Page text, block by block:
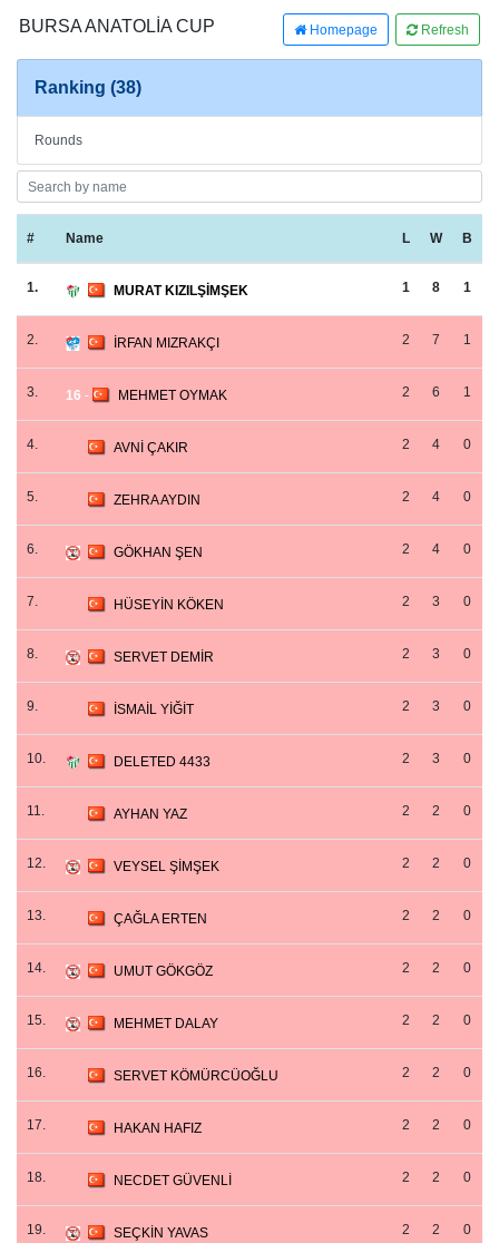
BURSA ANATOLİA CUP Homepage Refresh
Ranking (38)
Rounds
# Name L W B
1. MURAT KIZILŞİMŞEK 1 8 1
2. İRFAN MIZRAKÇI 2 7 1
3. 16 - MEHMET OYMAK 2 6 1
4. AVNİ ÇAKIR 2 4 0
5. ZEHRA AYDIN 2 4 0
6. GÖKHAN ŞEN 2 4 0
7. HÜSEYİN KÖKEN 2 3 0
8. SERVET DEMİR 2 3 0
9. İSMAİL YİĞİT 2 3 0
10. DELETED 4433 2 3 0
11. AYHAN YAZ 2 2 0
12. VEYSEL ŞİMŞEK 2 2 0
13. ÇAĞLA ERTEN 2 2 0
14. UMUT GÖKGÖZ 2 2 0
15. MEHMET DALAY 2 2 0
16. SERVET KÖMÜRCÜOĞLU 2 2 0
17. HAKAN HAFIZ 2 2 0
18. NECDET GÜVENLİ 2 2 0
19. SEÇKİN YAVAS 2 2 0